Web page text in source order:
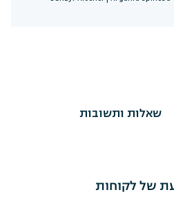
שאלות ותשובות
של לקוחות